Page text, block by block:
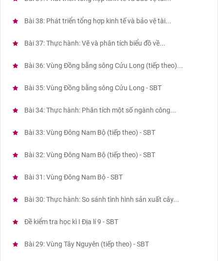
Bài 38: Phát triển tổng hợp kinh tế và bảo vệ tài...
Bài 37: Thực hành: Vẽ và phân tích biểu đồ về...
Bài 36: Vùng Đồng bằng sông Cửu Long (tiếp theo)...
Bài 35: Vùng Đồng bằng sông Cửu Long - SBT
Bài 34: Thực hành: Phân tích một số ngành công...
Bài 33: Vùng Đông Nam Bộ (tiếp theo) - SBT
Bài 32: Vùng Đông Nam Bộ (tiếp theo) - SBT
Bài 31: Vùng Đông Nam Bộ - SBT
Bài 30: Thực hành: So sánh tình hình sản xuất cây...
Đề kiểm tra học kì I Địa lí 9 - SBT
Bài 29: Vùng Tây Nguyên (tiếp theo) - SBT